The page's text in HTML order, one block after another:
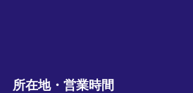
所在地・営業時間